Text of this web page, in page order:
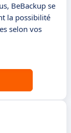
BeBackup se
la possibilité
selon vos